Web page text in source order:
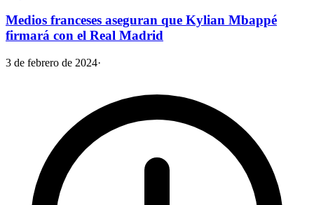
Medios franceses aseguran que Kylian Mbappé
firmará con el Real Madrid
3 de febrero de 2024·